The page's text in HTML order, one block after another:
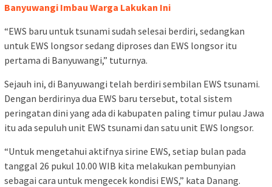
Banyuwangi Imbau Warga Lakukan Ini
“EWS baru untuk tsunami sudah selesai berdiri, sedangkan
untuk EWS longsor sedang diproses dan EWS longsor itu
pertama di Banyuwangi,” tuturnya.
Sejauh ini, di Banyuwangi telah berdiri sembilan EWS tsunami.
Dengan berdirinya dua EWS baru tersebut, total sistem
peringatan dini yang ada di kabupaten paling timur pulau Jawa
itu ada sepuluh unit EWS tsunami dan satu unit EWS longsor.
“Untuk mengetahui aktifnya sirine EWS, setiap bulan pada
tanggal 26 pukul 10.00 WIB kita melakukan pembunyian
sebagai cara untuk mengecek kondisi EWS,” kata Danang.